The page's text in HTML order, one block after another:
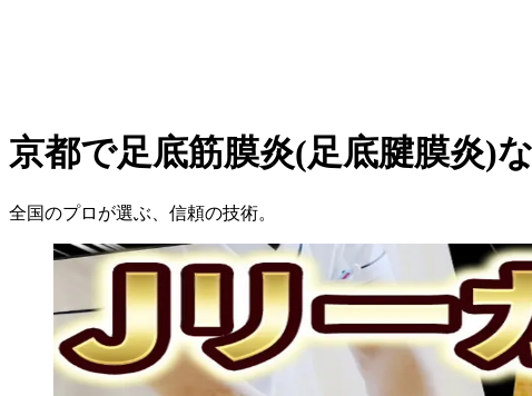
京都で足底筋膜炎(足底腱膜炎)
全国のプロが選ぶ、信頼の技術。